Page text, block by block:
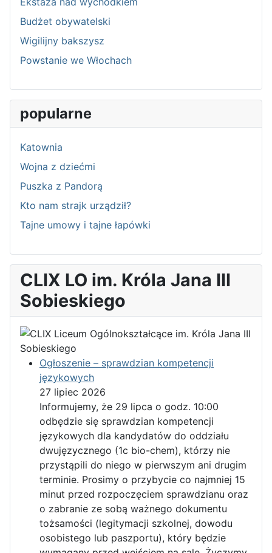
Budżet obywatelski
Wigilijny bakszysz
Powstanie we Włochach
popularne
Katownia
Wojna z dziećmi
Puszka z Pandorą
Kto nam strajk urządził?
Tajne umowy i tajne łapówki
CLIX LO im. Króla Jana III
Sobieskiego
Ogłoszenie – sprawdzian kompetencji
językowych
27 lipiec 2026
Informujemy, że 29 lipca o godz. 10:00
odbędzie się sprawdzian kompetencji
językowych dla kandydatów do oddziału
dwujęzycznego (1c bio-chem), którzy nie
przystąpili do niego w pierwszym ani drugim
terminie. Prosimy o przybycie co najmniej 15
minut przed rozpoczęciem sprawdzianu oraz
o zabranie ze sobą ważnego dokumentu
tożsamości (legitymacji szkolnej, dowodu
osobistego lub paszportu), który będzie